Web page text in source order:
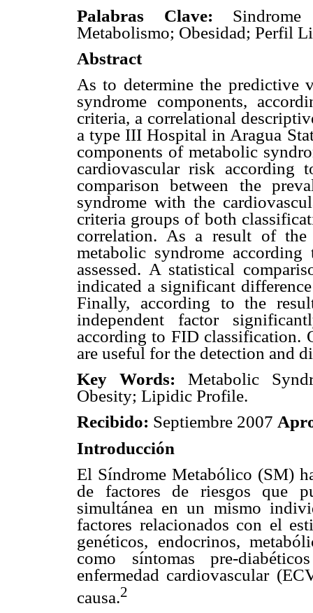
Palabras Clave: Sindrome
Metabolismo; Obesidad; Perfil
Abstract
As to determine the predictive
syndrome components,
criteria, a correlational
a type III Hospital in Aragua
components of metabolic
cardiovascular risk according
comparison between the
syndrome with the
criteria groups of both
correlation. As a result of the
metabolic syndrome
assessed. A statistical
indicated a significant
Finally, according to the
independent factor
according to FID classification.
are useful for the detection and
Key Words: Metabolic
Obesity; Lipidic Profile.
Recibido: Septiembre 2007
Introducción
El Síndrome Metabólico (SM)
de factores de riesgos que
simultánea en un mismo
factores relacionados con el
genéticos, endocrinos,
como síntomas pre-
enfermedad cardiovascular
causa.2